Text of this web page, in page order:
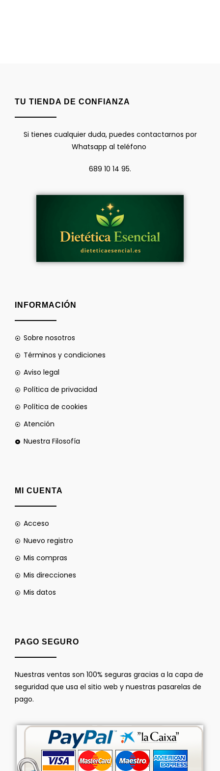
TU TIENDA DE CONFIANZA
Si tienes cualquier duda, puedes contactarnos por
Whatsapp al teléfono
689 10 14 95.
INFORMACIÓN
Sobre nosotros
Términos y condiciones
Aviso legal
Política de privacidad
Política de cookies
Atención
Nuestra Filosofía
MI CUENTA
Acceso
Nuevo registro
Mis compras
Mis direcciones
Mis datos
PAGO SEGURO
Nuestras ventas son 100% seguras gracias a la capa de
seguridad que usa el sitio web y nuestras pasarelas de
pago.